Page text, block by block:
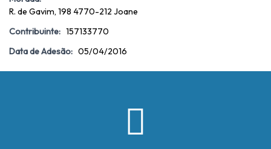
R. de Gavim, 198 4770-212 Joane
Contribuinte: 157133770
Data de Adesão: 05/04/2016